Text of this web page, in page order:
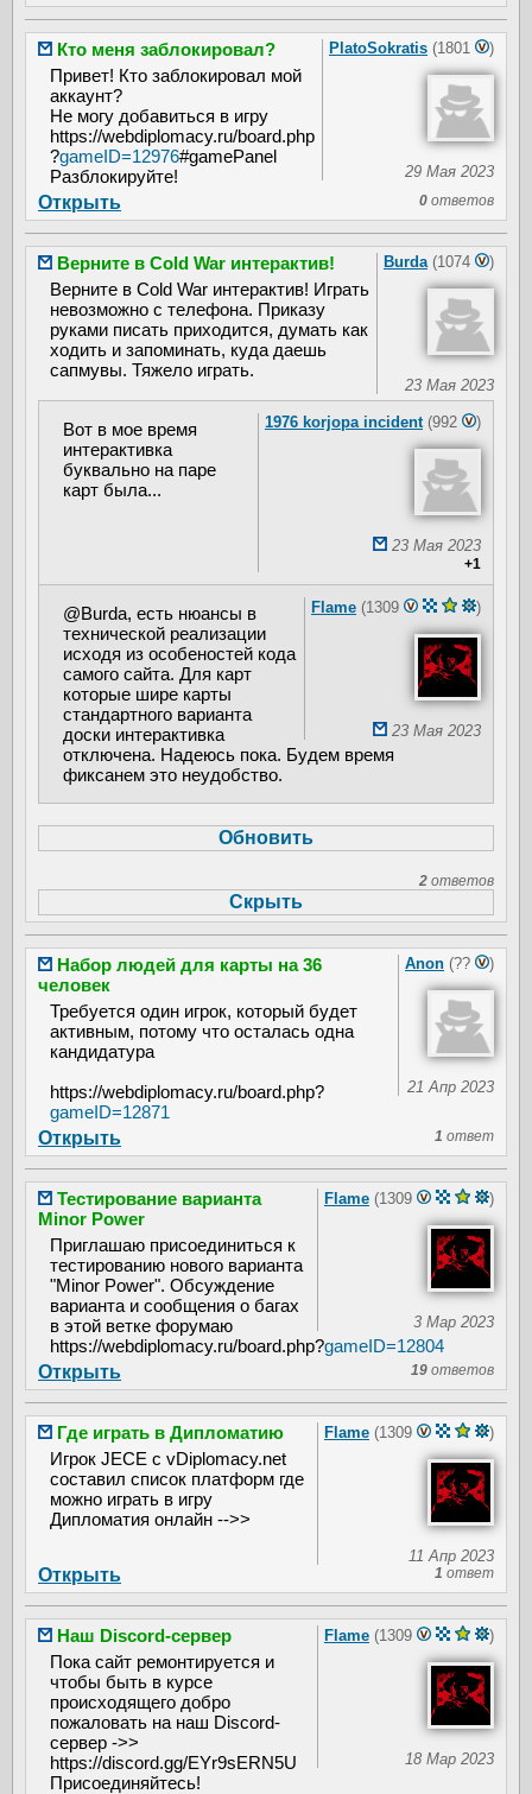
PlatoSokratis (1801 )
29 Мая 2023
Кто меня заблокировал?
Привет! Кто заблокировал мой
аккаунт?
Не могу добавиться в игру
https://webdiplomacy.ru/board.php
?gameID=12976#gamePanel
Разблокируйте!
0 ответов
Открыть
Burda (1074 )
23 Мая 2023
Верните в Cold War интерактив!
Верните в Cold War интерактив! Играть
невозможно с телефона. Приказу
руками писать приходится, думать как
ходить и запоминать, куда даешь
сапмувы. Тяжело играть.
1976 korjopa incident (992 )
23 Мая 2023
+1
Вот в мое время
интерактивка
буквально на паре
карт была...
Flame (1309 )
23 Мая 2023
@Burda, есть нюансы в
технической реализации
исходя из особеностей кода
самого сайта. Для карт
которые шире карты
стандартного варианта
доски интерактивка
отключена. Надеюсь пока. Будем время
фиксанем это неудобство.
2 ответов
Anon (?? )
21 Апр 2023
Набор людей для карты на 36
человек
Требуется один игрок, который будет
активным, потому что осталась одна
кандидатура
https://webdiplomacy.ru/board.php?
gameID=12871
1 ответ
Открыть
Flame (1309 )
3 Мар 2023
Тестирование варианта
Minor Power
Приглашаю присоединиться к
тестированию нового варианта
"Minor Power". Обсуждение
варианта и сообщения о багах
в этой ветке форумаю
https://webdiplomacy.ru/board.php?gameID=12804
19 ответов
Открыть
Flame (1309 )
11 Апр 2023
Где играть в Дипломатию
Игрок JECE с vDiplomacy.net
составил список платформ где
можно играть в игру
Дипломатия онлайн -->>
1 ответ
Открыть
Flame (1309 )
18 Мар 2023
Наш Discord-сервер
Пока сайт ремонтируется и
чтобы быть в курсе
происходящего добро
пожаловать на наш Discord-
сервер ->>
https://discord.gg/EYr9sERN5U
Присоединяйтесь!